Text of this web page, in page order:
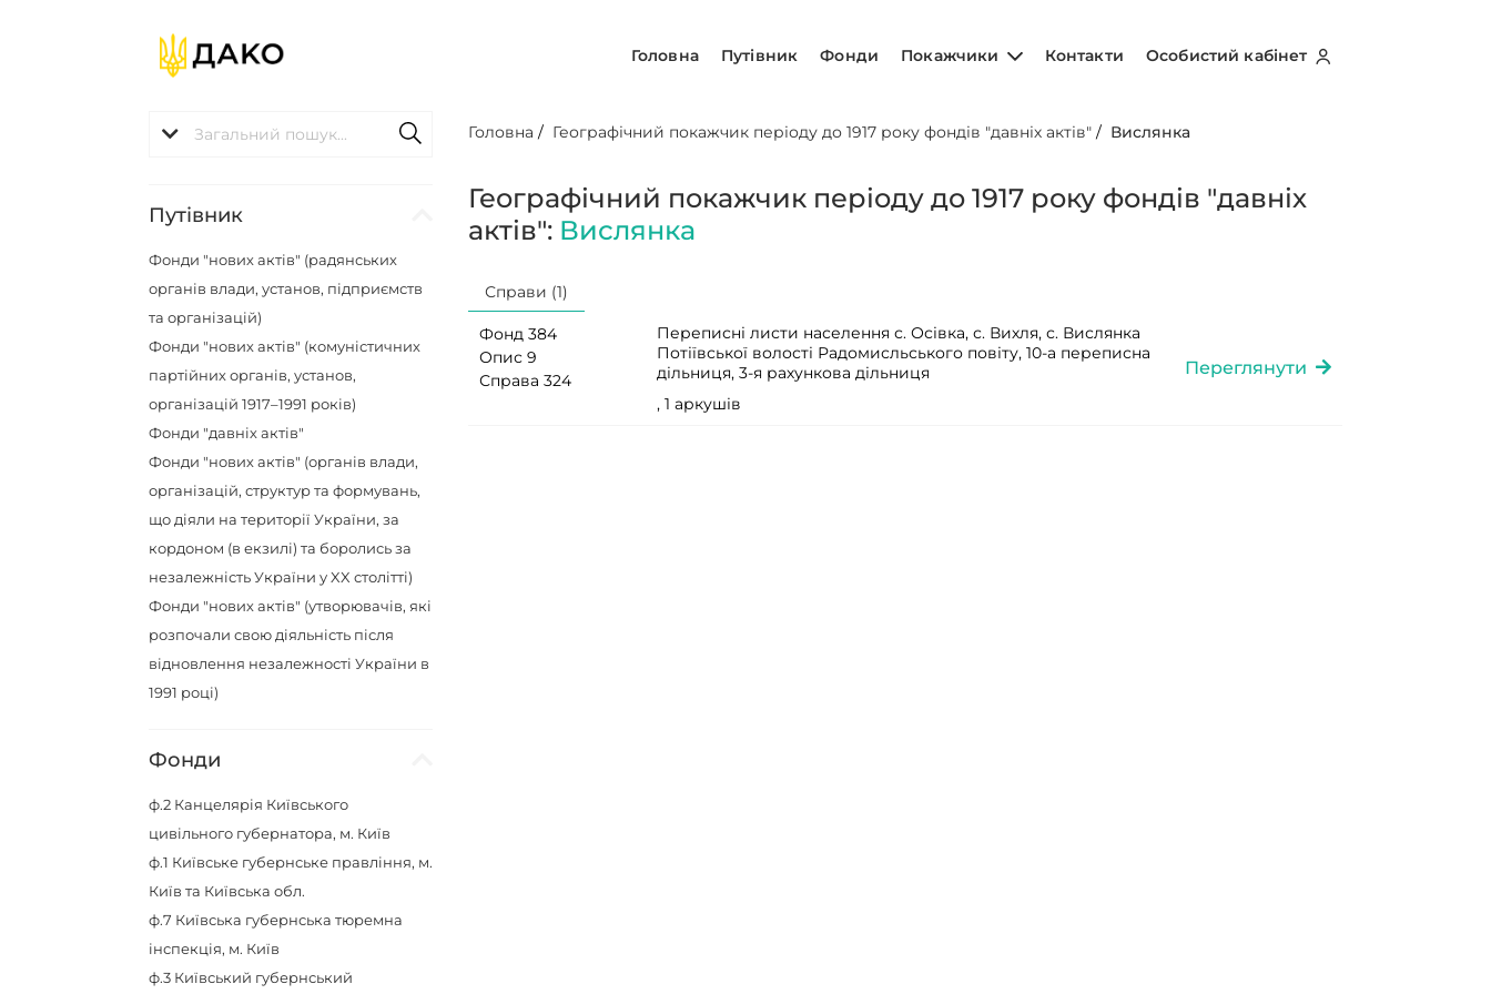
Головна Путівник Фонди Покажчики Контакти Особистий кабінет
Путівник
Фонди "нових актів" (радянських
органів влади, установ, підприємств
та організацій)
Фонди "нових актів" (комуністичних
партійних органів, установ,
організацій 1917–1991 років)
Фонди "давніх актів"
Фонди "нових актів" (органів влади,
організацій, структур та формувань,
що діяли на території України, за
кордоном (в екзилі) та боролись за
незалежність України у XX столітті)
Фонди "нових актів" (утворювачів, які
розпочали свою діяльність після
відновлення незалежності України в
1991 році)
Фонди
ф.2 Канцелярія Київського
цивільного губернатора, м. Київ
ф.1 Київське губернське правління, м.
Київ та Київська обл.
ф.7 Київська губернська тюремна
інспекція, м. Київ
ф.3 Київський губернський
Головна / Географічний покажчик періоду до 1917 року фондів "давніх актів" / Вислянка
Географічний покажчик періоду до 1917 року фондів "давніх
актів": Вислянка
Справи (1)
Фонд 384
Опис 9
Справа 324
Переписні листи населення с. Осівка, с. Вихля, с. Вислянка
Потіївської волості Радомисльського повіту, 10-а переписна
дільниця, 3-я рахункова дільниця
, 1 аркушів
Переглянути